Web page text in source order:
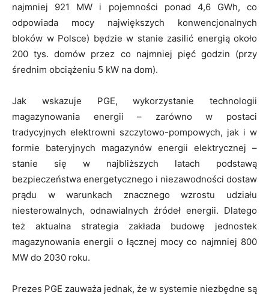
najmniej 921 MW i pojemności ponad 4,6 GWh, co
odpowiada mocy największych konwencjonalnych
bloków w Polsce) będzie w stanie zasilić energią około
200 tys. domów przez co najmniej pięć godzin (przy
średnim obciążeniu 5 kW na dom).
Jak wskazuje PGE, wykorzystanie technologii
magazynowania energii – zarówno w postaci
tradycyjnych elektrowni szczytowo-pompowych, jak i w
formie bateryjnych magazynów energii elektrycznej –
stanie się w najbliższych latach podstawą
bezpieczeństwa energetycznego i niezawodności dostaw
prądu w warunkach znacznego wzrostu udziału
niesterowalnych, odnawialnych źródeł energii. Dlatego
też aktualna strategia zakłada budowę jednostek
magazynowania energii o łącznej mocy co najmniej 800
MW do 2030 roku.
Prezes PGE zauważa jednak, że w systemie niezbędne są